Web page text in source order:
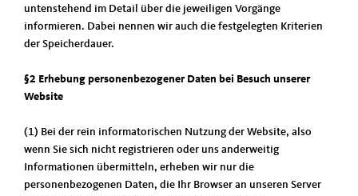
untenstehend im Detail über die jeweiligen Vorgänge
informieren. Dabei nennen wir auch die festgelegten Kriterien
der Speicherdauer.
§2 Erhebung personenbezogener Daten bei Besuch unserer
Website
(1) Bei der rein informatorischen Nutzung der Website, also
wenn Sie sich nicht registrieren oder uns anderweitig
Informationen übermitteln, erheben wir nur die
personenbezogenen Daten, die Ihr Browser an unseren Server